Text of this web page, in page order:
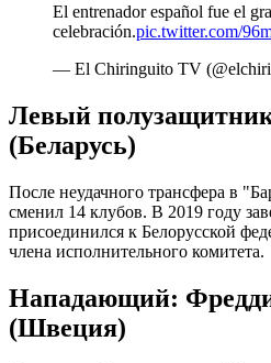
El entrenador español fue el
celebración.pic.twitter.com/
— El Chiringuito TV
Левый
(Беларусь)
После неудачного трансфера в
сменил 14 клубов. В 2019 году
присоединился к Белорусской
члена исполнительного комитета.
Нападающий:
(Швеция)